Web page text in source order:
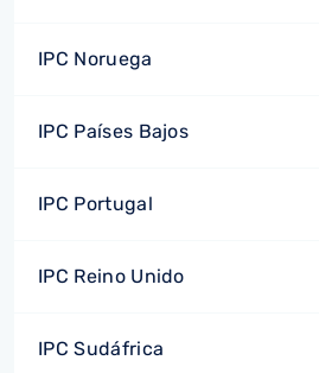
IPC Noruega
IPC Países Bajos
IPC Portugal
IPC Reino Unido
IPC Sudáfrica